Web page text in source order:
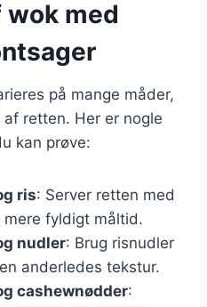
med
på mange måder,
retten. Her er nogle
kan prøve:
ris: Server retten med
fyldigt måltid.
nudler: Brug risnudler
anderledes tekstur.
cashewnødder: